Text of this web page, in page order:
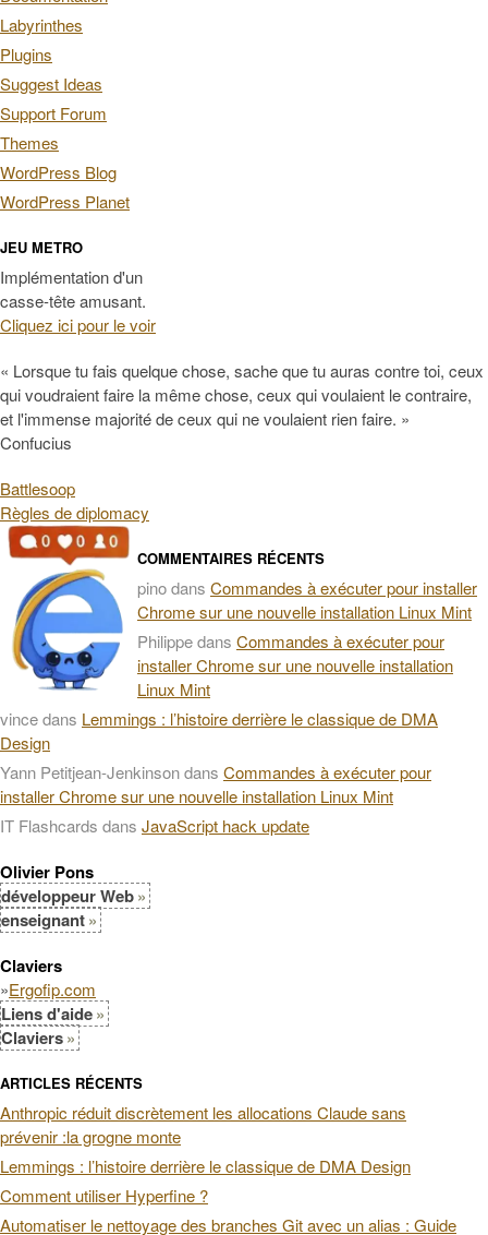
Labyrinthes
Plugins
Suggest Ideas
Support Forum
Themes
WordPress Blog
WordPress Planet
JEU METRO
Implémentation d'un
casse-tête amusant.
Cliquez ici pour le voir
« Lorsque tu fais quelque chose, sache que tu auras contre toi, ceux
qui voudraient faire la même chose, ceux qui voulaient le contraire,
et l'immense majorité de ceux qui ne voulaient rien faire. »
Confucius
Battlesoop
Règles de diplomacy
COMMENTAIRES RÉCENTS
pinodans Commandes à exécuter pour installer
Chrome sur une nouvelle installation Linux Mint
Philippedans Commandes à exécuter pour
installer Chrome sur une nouvelle installation
Linux Mint
vincedans Lemmings : l’histoire derrière le classique de DMA
Design
Yann Petitjean-Jenkinsondans Commandes à exécuter pour
installer Chrome sur une nouvelle installation Linux Mint
IT Flashcards dans JavaScript hack update
Olivier Pons
développeur Web
enseignant
Claviers
»Ergofip.com
Liens d'aide
Claviers
ARTICLES RÉCENTS
Anthropic réduit discrètement les allocations Claude sans
prévenir :la grogne monte
Lemmings : l’histoire derrière le classique de DMA Design
Comment utiliser Hyperfine ?
Automatiser le nettoyage des branches Git avec un alias : Guide